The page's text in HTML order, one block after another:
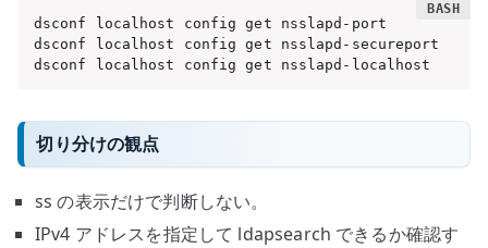
dsconf localhost config get nsslapd-port
dsconf localhost config get nsslapd-secureport
dsconf localhost config get nsslapd-localhost
切り分けの観点
ss の表示だけで判断しない。
IPv4 アドレスを指定して ldapsearch できるか確認す